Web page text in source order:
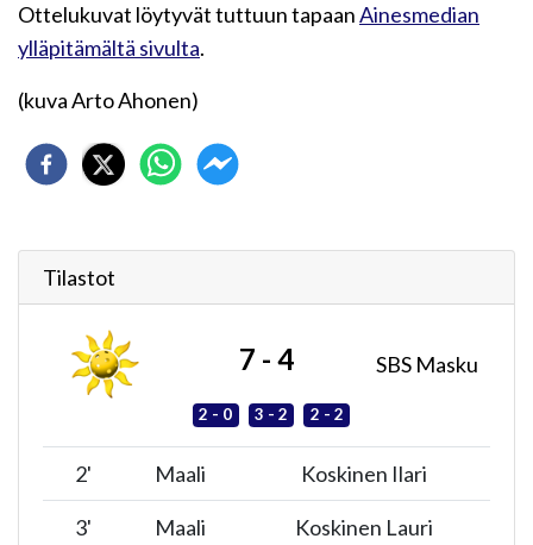
Ottelukuvat löytyvät tuttuun tapaanAinesmedian
ylläpitämältä sivulta.
(kuva Arto Ahonen)
Tilastot
7 - 4 SBS Masku
2 - 0 3 - 2 2 - 2
2' Maali Koskinen Ilari
3' Maali Koskinen Lauri